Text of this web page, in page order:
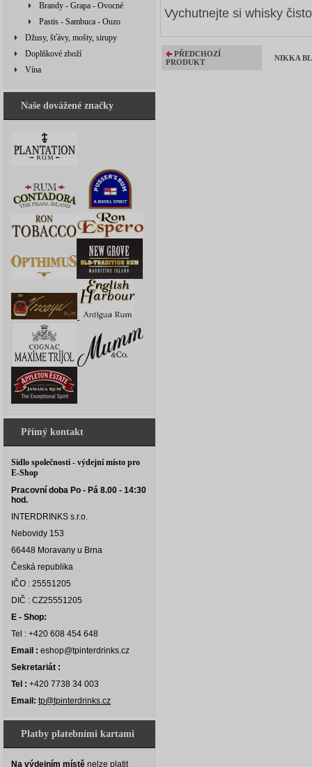
Brandy - Grapa - Ovocné
Pastis - Sambuca - Ouzo
Džusy, šťávy, mošty, sirupy
Doplňkové zboží
Vína
Naše dovážené značky
Přímý kontakt
Sídlo společnosti - výdejní místo pro
E-Shop
Pracovní doba Po - Pá 8.00 - 14:30
hod.
INTERDRINKS s.r.o.
Nebovidy 153
66448 Moravany u Brna
Česká republika
IČO : 25551205
DIČ : CZ25551205
E - Shop:
Tel : +420 608 454 648
Email : eshop@tpinterdrinks.cz
Sekretariát :
Tel : +420 7738 34 003
Email: tp@tpinterdrinks.cz
Platby platebními kartami
Na výdejním místě nelze platit
Vychutnejte si whisky
PŘEDCHOZÍ
PRODUKT
NIKKA